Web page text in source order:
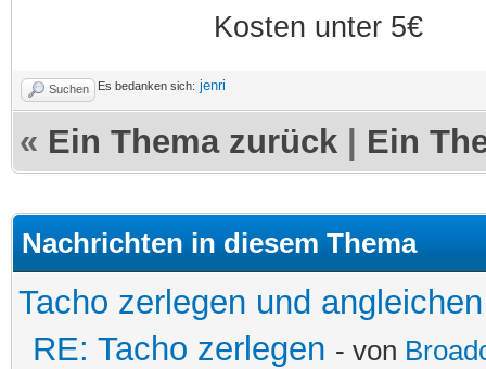
Kosten unter 5€
Suchen Es bedanken sich: jenri
« Ein Thema zurück Ein
Nachrichten in diesem Thema
Tacho zerlegen und angleichen
RE: Tacho zerlegen - von